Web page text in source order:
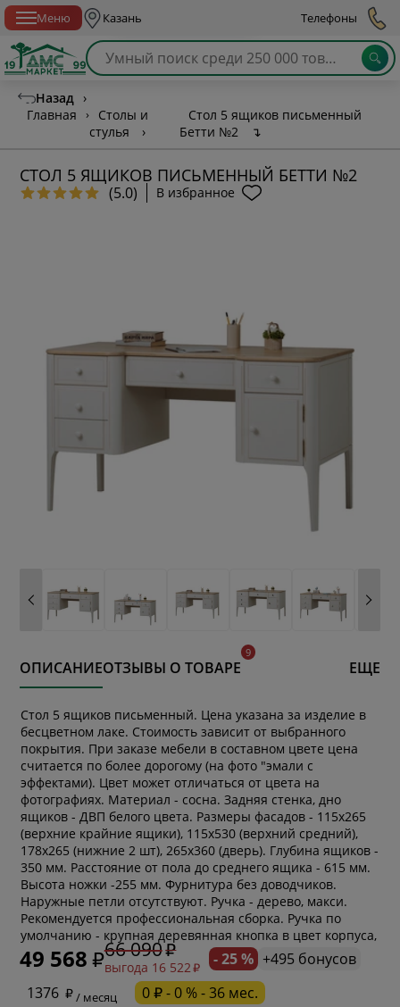
Меню Казань Телефоны
Назад ›
Главная
›
Столы и
стулья
›
Стол 5 ящиков письменный
Бетти №2
↴
СТОЛ 5 ЯЩИКОВ ПИСЬМЕННЫЙ БЕТТИ №2
(5.0) В избранное
ОПИСАНИЕОТЗЫВЫ О ТОВАРЕ ЕЩЕ
Стол 5 ящиков письменный. Цена указана за изделие в
бесцветном лаке. Стоимость зависит от выбранного
покрытия. При заказе мебели в составном цвете цена
считается по более дорогому (на фото "эмали с
эффектами). Цвет может отличаться от цвета на
фотографиях. Материал - сосна. Задняя стенка, дно
ящиков - ДВП белого цвета. Размеры фасадов - 115х265
(верхние крайние ящики), 115х530 (верхний средний),
178х265 (нижние 2 шт), 265х360 (дверь). Глубина ящиков -
350 мм. Расстояние от пола до среднего ящика - 615 мм.
Высота ножки -255 мм. Фурнитура без доводчиков.
Наружные петли отсутствуют. Ручка - дерево, макси.
Рекомендуется профессиональная сборка. Ручка по
умолчанию - крупная деревянная кнопка в цвет корпуса,
49 568 66 090
выгода 16 522 - 25 % +495 бонусов
1376
/ месяц 0 ₽ - 0 % - 36 мес.
* обязательное поле